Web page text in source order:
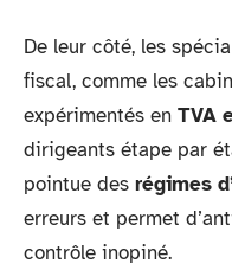
De leur côté, les
fiscal, comme les
expérimentés en TVA
dirigeants étape par
pointue des régimes
erreurs et permet
contrôle inopiné.